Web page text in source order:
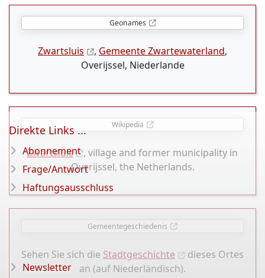
Geonames
Zwartsluis , Gemeente Zwartewaterland,
Overijssel, Niederlande
Wikipedia
Zwartsluis
, village and former municipality in
Overijssel, the Netherlands.
Gemeentegeschiedenis
Sehen Sie sich die Stadtgeschichte
dieses Ortes
an (auf Niederländisch).
Direkte Links ...
Abonnement
Frage/Antwort
Haftungsausschluss
Newsletter